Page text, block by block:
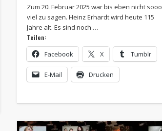
Zum 20. Februar 2025 war bis eben nicht sooo
viel zu sagen. Heinz Erhardt wird heute 115
Jahre alt. Es sind noch …
Teilen:
Facebook X Tumblr
E-Mail Drucken